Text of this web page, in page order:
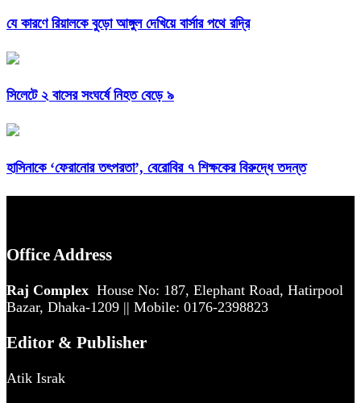
যে কারণে রিয়ালকে বুড়ো আঙ্গুল দেখিয়ে বার্সার পথে রদ্রি
সিলেটে ২ বাসের সংঘর্ষে নিহত বেড়ে ৯
হাসিনাকে ‘ফেরানোর তৎপরতা’, বেরোবির ৭ শিক্ষকের বিরুদ্ধে তদন্ত
Office Address
Raj Complex House No: 187, Elephant Road, Hatirpool
Bazar, Dhaka-1209 || Mobile: 0176-2398823
Editor & Publisher
Atik Israk